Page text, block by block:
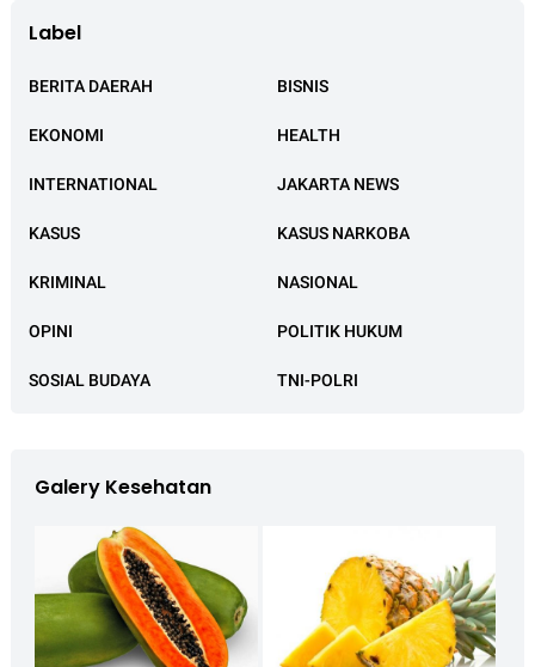
Label
BERITA DAERAH BISNIS
EKONOMI HEALTH
INTERNATIONAL JAKARTA NEWS
KASUS KASUS NARKOBA
KRIMINAL NASIONAL
OPINI POLITIK HUKUM
SOSIAL BUDAYA TNI-POLRI
Galery Kesehatan